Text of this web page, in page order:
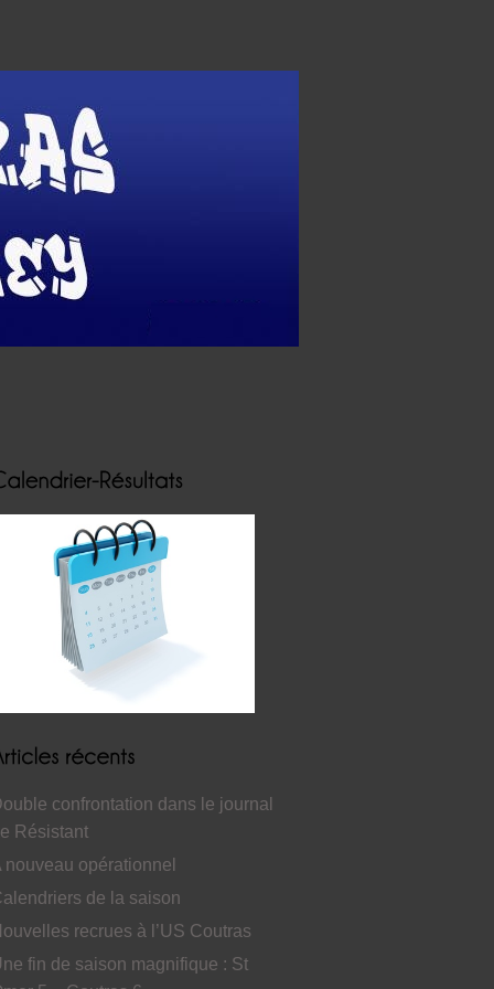
confrontation dans le journal
Le Résistant
nouveau opérationnel
de la saison
recrues à l’US Coutras
fin de saison magnifique : St